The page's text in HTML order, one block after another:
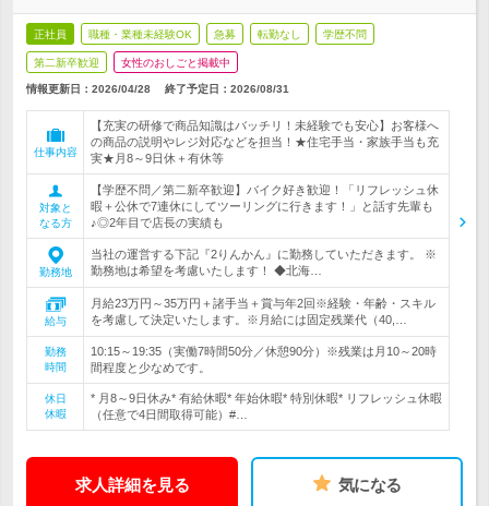
正社員 職種・業種未経験OK 急募 転勤なし 学歴不問
第二新卒歓迎 女性のおしごと掲載中
情報更新日：2026/04/28 終了予定日： 2026/08/31
仕事内容
【充実の研修で商品知識はバッチリ！未経験でも安心】お客様へ
の商品の説明やレジ対応などを担当！★住宅手当・家族手当も充
実★月8～9日休＋有休等
対象と
なる方
【学歴不問／第二新卒歓迎】バイク好き歓迎！「リフレッシュ休
暇＋公休で7連休にしてツーリングに行きます！」と話す先輩も
♪◎2年目で店長の実績も
勤務地
当社の運営する下記『2りんかん』に勤務していただきます。 ※
勤務地は希望を考慮いたします！ ◆北海…
給与
月給23万円～35万円＋諸手当＋賞与年2回※経験・年齢・スキル
を考慮して決定いたします。※月給には固定残業代（40,…
勤務
時間
10:15～19:35（実働7時間50分／休憩90分）※残業は月10～20時
間程度と少なめです。
休日
休暇
* 月8～9日休み* 有給休暇* 年始休暇* 特別休暇* リフレッシュ休暇
（任意で4日間取得可能）#…
求人詳細を見る 気になる